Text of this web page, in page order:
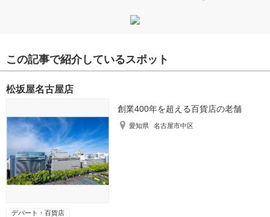
この記事で紹介しているスポット
松坂屋名古屋店
創業400年を超える百貨店の老舗
愛知県 名古屋市中区
デパート・百貨店